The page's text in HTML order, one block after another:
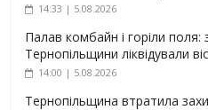
14:33 | 5.08.2026
Палав комбайн і горіли поля:
Тернопільщини ліквідували
14:00 | 5.08.2026
Тернопільщина втратила